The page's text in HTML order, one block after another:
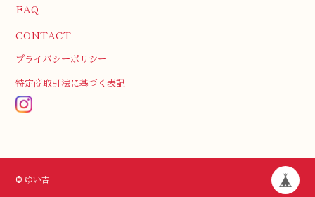
FAQ
CONTACT
プライバシーポリシー
特定商取引法に基づく表記
© ゆい吉